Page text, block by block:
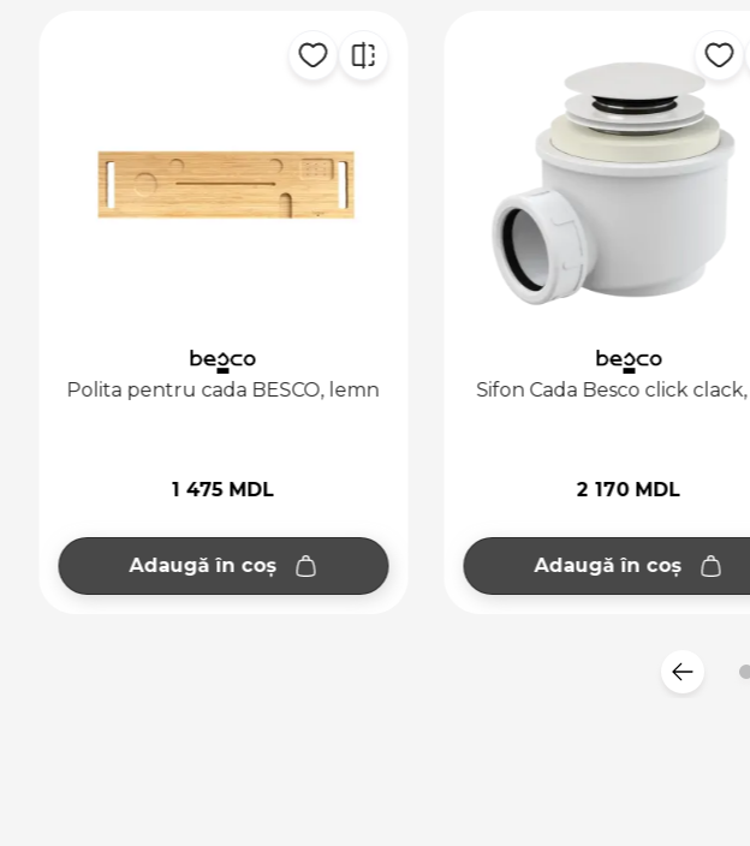
Polita pentru cada BESCO, lemn
1 475 MDL
Adaugă în coș
Sifon Cada Besco click clack,
2 170 MDL
Adaugă în coș